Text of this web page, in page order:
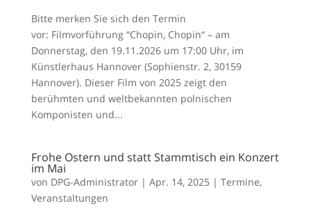
Bitte merken Sie sich den Termin
vor: Filmvorführung “Chopin, Chopin“ – am
Donnerstag, den 19.11.2026 um 17:00 Uhr, im
Künstlerhaus Hannover (Sophienstr. 2, 30159
Hannover). Dieser Film von 2025 zeigt den
berühmten und weltbekannten polnischen
Komponisten und...
Frohe Ostern und statt Stammtisch ein Konzert
im Mai
von DPG-Administrator| Apr. 14, 2025 | Termine,
Veranstaltungen